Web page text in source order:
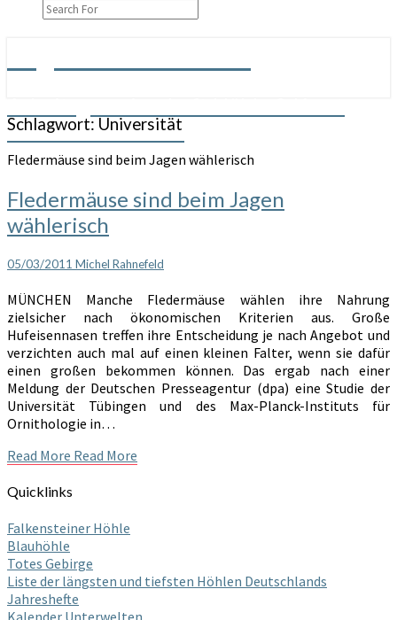
Grabenstetten e.V.
Schlagwort: Universität
Fledermäuse sind beim Jagen wählerisch
Fledermäuse sind beim Jagen
wählerisch
05/03/2011 Michel Rahnefeld
MÜNCHEN Manche Fledermäuse wählen ihre Nahrung
zielsicher nach ökonomischen Kriterien aus. Große
Hufeisennasen treffen ihre Entscheidung je nach Angebot und
verzichten auch mal auf einen kleinen Falter, wenn sie dafür
einen großen bekommen können. Das ergab nach einer
Meldung der Deutschen Presseagentur (dpa) eine Studie der
Universität Tübingen und des Max-Planck-Instituts für
Ornithologie in…
Read More Read More
Quicklinks
Falkensteiner Höhle
Blauhöhle
Totes Gebirge
Liste der längsten und tiefsten Höhlen Deutschlands
Jahreshefte
Kalender Unterwelten